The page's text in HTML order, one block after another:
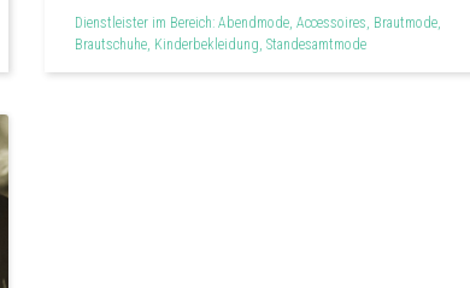
Dienstleister im Bereich: Abendmode, Accessoires, Brautmode,
Brautschuhe, Kinderbekleidung, Standesamtmode